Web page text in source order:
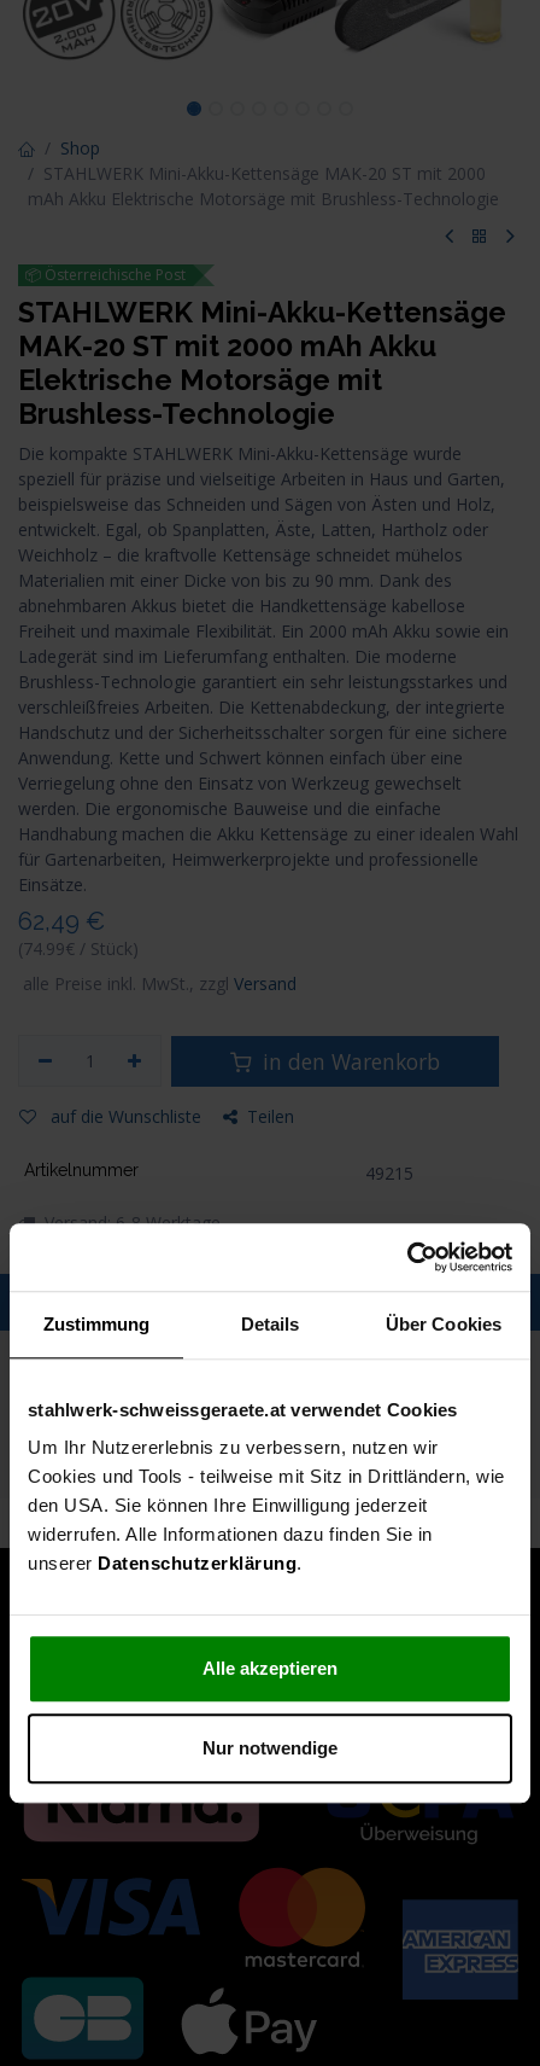
Zustimmung Details Über Cookies
stahlwerk-schweissgeraete.at verwendet Cookies
Um Ihr Nutzererlebnis zu verbessern, nutzen wir
Cookies und Tools - teilweise mit Sitz in Drittländern, wie
den USA. Sie können Ihre Einwilligung jederzeit
widerrufen. Alle Informationen dazu finden Sie in
unserer Datenschutzerklärung.
Alle akzeptieren
Nur notwendige
Shop
STAHLWERK Mini-Akku-Kettensäge MAK-20 ST mit 2000
mAh Akku Elektrische Motorsäge mit Brushless-Technologie
📦 Österreichische Post
STAHLWERK Mini-Akku-Kettensäge
MAK-20 ST mit 2000 mAh Akku
Elektrische Motorsäge mit
Brushless-Technologie
Die kompakte STAHLWERK Mini-Akku-Kettensäge wurde
speziell für präzise und vielseitige Arbeiten in Haus und Garten,
beispielsweise das Schneiden und Sägen von Ästen und Holz,
entwickelt. Egal, ob Spanplatten, Äste, Latten, Hartholz oder
Weichholz – die kraftvolle Kettensäge schneidet mühelos
Materialien mit einer Dicke von bis zu 90 mm. Dank des
abnehmbaren Akkus bietet die Handkettensäge kabellose
Freiheit und maximale Flexibilität. Ein 2000 mAh Akku sowie ein
Ladegerät sind im Lieferumfang enthalten. Die moderne
Brushless-Technologie garantiert ein sehr leistungsstarkes und
verschleißfreies Arbeiten. Die Kettenabdeckung, der integrierte
Handschutz und der Sicherheitsschalter sorgen für eine sichere
Anwendung. Kette und Schwert können einfach über eine
Verriegelung ohne den Einsatz von Werkzeug gewechselt
werden. Die ergonomische Bauweise und die einfache
Handhabung machen die Akku Kettensäge zu einer idealen Wahl
für Gartenarbeiten, Heimwerkerprojekte und professionelle
Einsätze.
62,49 €
(74.99€ / Stück)
alle Preise inkl. MwSt., zzgl Versand
in den Warenkorb
auf die Wunschliste Teilen
Artikelnummer 49215
Versand: 6-8 Werktage
Spezifikationen
Technische Daten
Lieferumfang